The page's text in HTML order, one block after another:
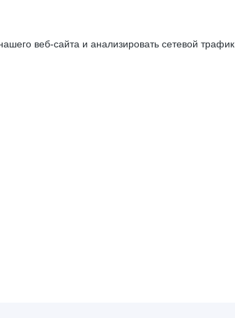
веб-сайта и анализировать сетевой трафик.